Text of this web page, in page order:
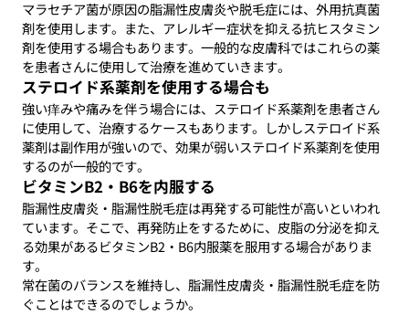
マラセチア菌が原因の脂漏性皮膚炎や脱毛症には、外用抗真菌
剤を使用します。また、アレルギー症状を抑える抗ヒスタミン
剤を使用する場合もあります。一般的な皮膚科ではこれらの薬
を患者さんに使用して治療を進めていきます。
ステロイド系薬剤を使用する場合も
強い痒みや痛みを伴う場合には、ステロイド系薬剤を患者さん
に使用して、治療するケースもあります。しかしステロイド系
薬剤は副作用が強いので、効果が弱いステロイド系薬剤を使用
するのが一般的です。
ビタミンB2・B6を内服する
脂漏性皮膚炎・脂漏性脱毛症は再発する可能性が高いといわれ
ています。そこで、再発防止をするために、皮脂の分泌を抑え
る効果があるビタミンB2・B6内服薬を服用する場合がありま
す。
常在菌のバランスを維持し、脂漏性皮膚炎・脂漏性脱毛症を防
ぐことはできるのでしょうか。